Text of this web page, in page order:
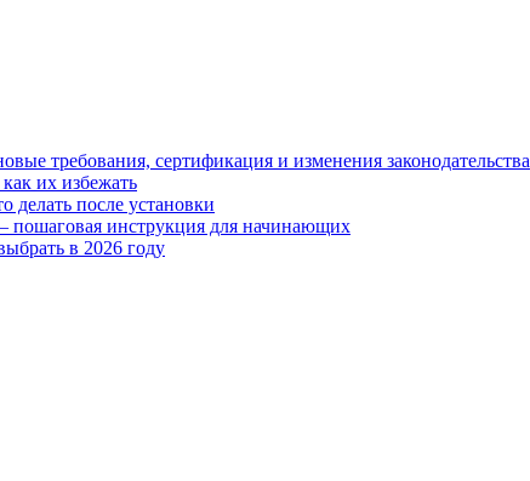
требования, сертификация и изменения законодательства
их избежать
после установки
пошаговая инструкция для начинающих
в 2026 году